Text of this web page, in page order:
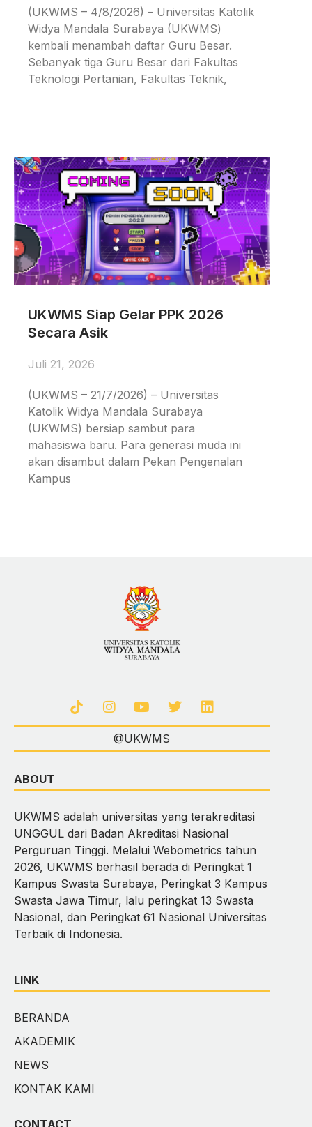
(UKWMS – 4/8/2026) – Universitas Katolik
Widya Mandala Surabaya (UKWMS)
kembali menambah daftar Guru Besar.
Sebanyak tiga Guru Besar dari Fakultas
Teknologi Pertanian, Fakultas Teknik,
UKWMS Siap Gelar PPK 2026
Secara Asik
Juli 21, 2026
(UKWMS – 21/7/2026) – Universitas
Katolik Widya Mandala Surabaya
(UKWMS) bersiap sambut para
mahasiswa baru. Para generasi muda ini
akan disambut dalam Pekan Pengenalan
Kampus
@UKWMS
ABOUT
UKWMS adalah universitas yang terakreditasi
UNGGUL dari Badan Akreditasi Nasional
Perguruan Tinggi. Melalui Webometrics tahun
2026, UKWMS berhasil berada di Peringkat 1
Kampus Swasta Surabaya, Peringkat 3 Kampus
Swasta Jawa Timur, lalu peringkat 13 Swasta
Nasional, dan Peringkat 61 Nasional Universitas
Terbaik di Indonesia.
LINK
BERANDA
AKADEMIK
NEWS
KONTAK KAMI
CONTACT